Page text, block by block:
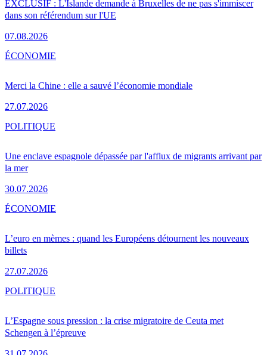
EXCLUSIF : L'Islande demande à Bruxelles de ne pas s'immiscer
dans son référendum sur l'UE
07.08.2026
Merci la Chine : elle a sauvé l’économie mondiale
27.07.2026
ÉCONOMIE
Une enclave espagnole dépassée par l'afflux de migrants arrivant par
la mer
30.07.2026
POLITIQUE
L’euro en mèmes : quand les Européens détournent les nouveaux
billets
27.07.2026
ÉCONOMIE
L’Espagne sous pression : la crise migratoire de Ceuta met
Schengen à l’épreuve
POLITIQUE